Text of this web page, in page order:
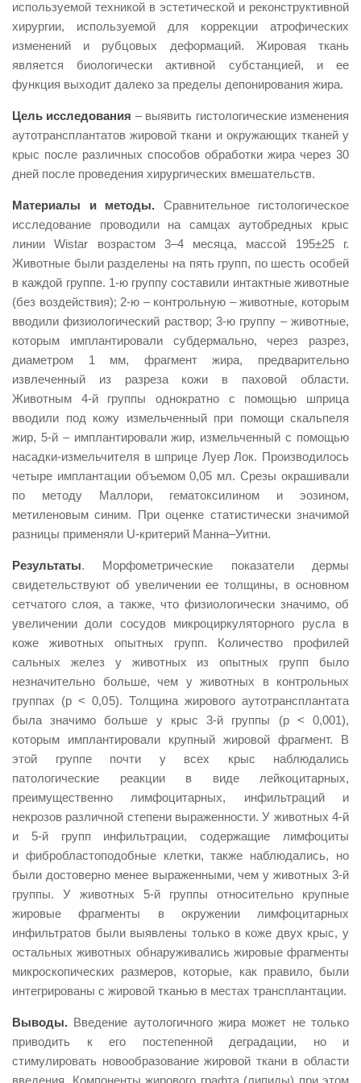
используемой техникой в эстетической и реконструктивной
хирургии, используемой для коррекции атрофических
изменений и рубцовых деформаций. Жировая ткань
является биологически активной субстанцией, и ее
функция выходит далеко за пределы депонирования жира.
Цель исследования – выявить гистологические изменения
аутотрансплантатов жировой ткани и окружающих тканей у
крыс после различных способов обработки жира через 30
дней после проведения хирургических вмешательств.
Материалы и методы. Сравнительное гистологическое
исследование проводили на самцах аутобредных крыс
линии Wistar возрастом 3–4 месяца, массой 195±25 г.
Животные были разделены на пять групп, по шесть особей
в каждой группе. 1-ю группу составили интактные животные
(без воздействия); 2-ю – контрольную – животные, которым
вводили физиологический раствор; 3-ю группу – животные,
которым имплантировали субдермально, через разрез,
диаметром 1 мм, фрагмент жира, предварительно
извлеченный из разреза кожи в паховой области.
Животным 4-й группы однократно с помощью шприца
вводили под кожу измельченный при помощи скальпеля
жир, 5-й – имплантировали жир, измельченный с помощью
насадки-измельчителя в шприце Луер Лок. Производилось
четыре имплантации объемом 0,05 мл. Срезы окрашивали
по методу Маллори, гематоксилином и эозином,
метиленовым синим. При оценке статистически значимой
разницы применяли U-критерий Манна–Уитни.
Результаты. Морфометрические показатели дермы
свидетельствуют об увеличении ее толщины, в основном
сетчатого слоя, а также, что физиологически значимо, об
увеличении доли сосудов микроциркуляторного русла в
коже животных опытных групп. Количество профилей
сальных желез у животных из опытных групп было
незначительно больше, чем у животных в контрольных
группах (p < 0,05). Толщина жирового аутотрансплантата
была значимо больше у крыс 3-й группы (p < 0,001),
которым имплантировали крупный жировой фрагмент. В
этой группе почти у всех крыс наблюдались
патологические реакции в виде лейкоцитарных,
преимущественно лимфоцитарных, инфильтраций и
некрозов различной степени выраженности. У животных 4-й
и 5-й групп инфильтрации, содержащие лимфоциты
и фибробластоподобные клетки, также наблюдались, но
были достоверно менее выраженными, чем у животных 3-й
группы. У животных 5-й группы относительно крупные
жировые фрагменты в окружении лимфоцитарных
инфильтратов были выявлены только в коже двух крыс, у
остальных животных обнаруживались жировые фрагменты
микроскопических размеров, которые, как правило, были
интегрированы с жировой тканью в местах трансплантации.
Выводы. Введение аутологичного жира может не только
приводить к его постепенной деградации, но и
стимулировать новообразование жировой ткани в области
введения. Компоненты жирового графта (липиды) при этом